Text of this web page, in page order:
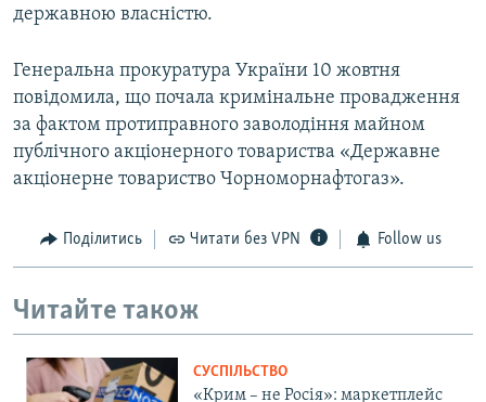
державною власністю.
Генеральна прокуратура України 10 жовтня
повідомила, що почала кримінальне провадження
за фактом протиправного заволодіння майном
публічного акціонерного товариства «Державне
акціонерне товариство Чорноморнафтогаз».
Поділитись Читати без VPN Follow us
Читайте також
СУСПІЛЬСТВО
«Крим – не Росія»: маркетплейс